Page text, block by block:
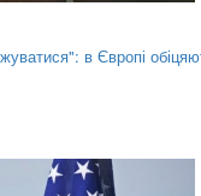
в Європі